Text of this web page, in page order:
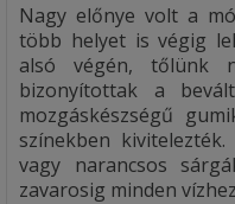
Nagy előnye volt a
több helyet is végig
alsó végén, tőlünk
bizonyítottak a
mozgáskészségű
színekben
vagy narancsos
zavarosig minden